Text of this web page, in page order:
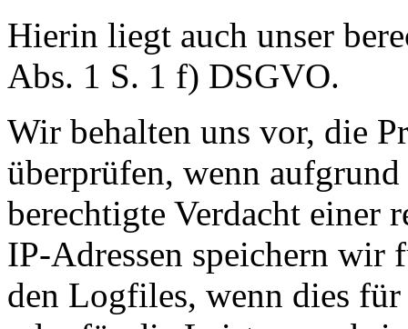
Hierin liegt auch unser
Abs. 1 S. 1 f) DSGVO.
Wir behalten uns vor, die
überprüfen, wenn
berechtigte Verdacht einer
IP-Adressen speichern wir
den Logfiles, wenn dies